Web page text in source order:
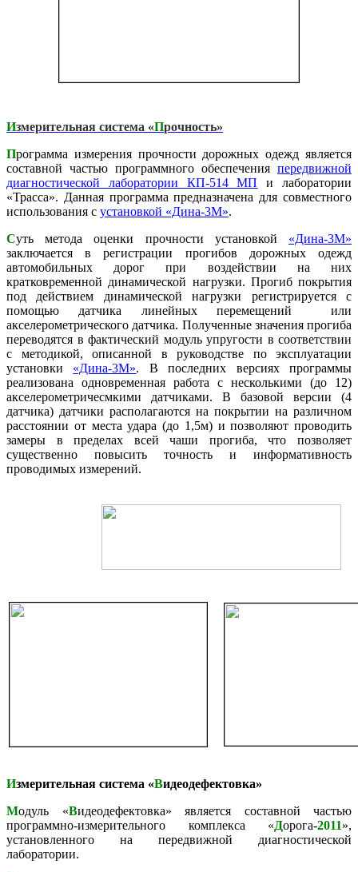
Измерительная система «Прочность»
Программа измерения прочности дорожных одежд является
составной частью программного обеспечения передвижной
диагностической лаборатории КП-514 МП и лаборатории
«Трасса». Данная программа предназначена для совместного
использования с установкой «Дина-3М».
Суть метода оценки прочности установкой «Дина-3М»
заключается в регистрации прогибов дорожных одежд
автомобильных дорог при воздействии на них
кратковременной динамической нагрузки. Прогиб покрытия
под действием динамической нагрузки регистрируется с
помощью датчика линейных перемещений или
акселерометрического датчика. Полученные значения прогиба
переводятся в фактический модуль упругости в соответствии
с методикой, описанной в руководстве по эксплуатации
установки «Дина-3М». В последних версиях программы
реализована одновременная работа с несколькими (до 12)
акселерометричесмкими датчиками. В базовой версии (4
датчика) датчики располагаются на покрытии на различном
расстоянии от места удара (до 1,5м) и позволяют проводить
замеры в пределах всей чаши прогиба, что позволяет
существенно повысить точность и информативность
проводимых измерений.
Измерительная система «Видеодефектовка»
Модуль «Видеодефектовка» является составной частью
программно-измерительного комплекса «Дорога-2011»,
установленного на передвижной диагностической
лаборатории.